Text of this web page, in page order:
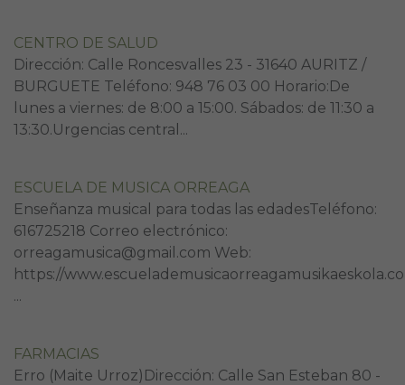
CENTRO DE SALUD
Dirección: Calle Roncesvalles 23 - 31640 AURITZ /
BURGUETE Teléfono: 948 76 03 00 Horario:De
lunes a viernes: de 8:00 a 15:00. Sábados: de 11:30 a
13:30.Urgencias central...
ESCUELA DE MUSICA ORREAGA
Enseñanza musical para todas las edadesTeléfono:
616725218 Correo electrónico:
orreagamusica@gmail.com Web:
https://
...
FARMACIAS
Erro (Maite Urroz)Dirección: Calle San Esteban 80 -